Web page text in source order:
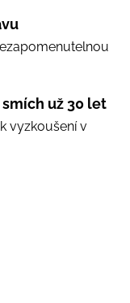
už 30 let
vyzkoušení v